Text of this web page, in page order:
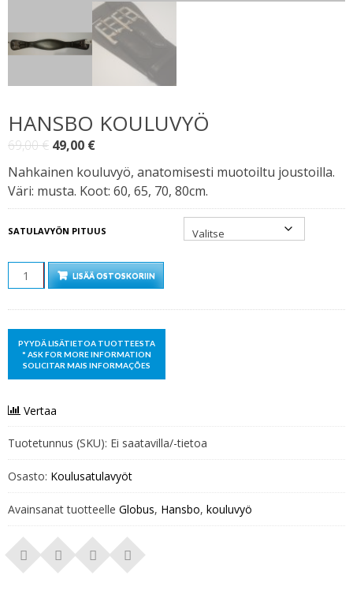
HANSBO KOULUVYÖ
69,00€ Alkuperäinen
hinta
oli:
69,00 €.
49,00 €Nykyinen
hinta
on:
49,00 €.
Nahkainen kouluvyö, anatomisesti muotoiltu joustoilla.
Väri: musta. Koot: 60, 65, 70, 80cm.
SATULAVYÖN PITUUS
LISÄÄ OSTOSKORIIN
Vertaa
Tuotetunnus (SKU): Ei saatavilla/-tietoa
Osasto: Koulusatulavyöt
Avainsanat tuotteelle Globus, Hansbo, kouluvyö